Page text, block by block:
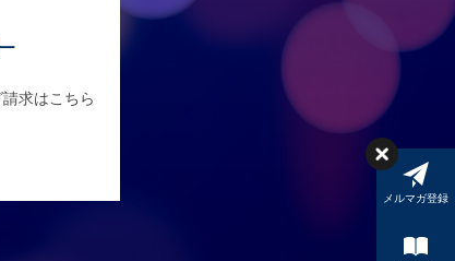
メルマガ登録
求はこちら